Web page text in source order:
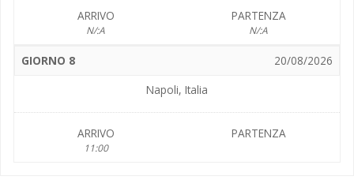
ARRIVO
N/:A
PARTENZA
N/:A
GIORNO 8
20/08/2026
Napoli, Italia
ARRIVO
11:00
PARTENZA